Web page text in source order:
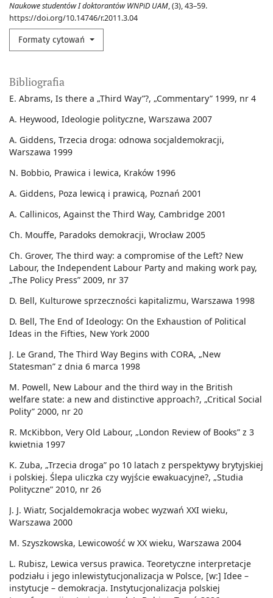
Naukowe studentów I doktorantów WNPiD UAM, (3), 43–59.
https://doi.org/10.14746/r.2011.3.04
Formaty cytowań
Bibliografia
E. Abrams, Is there a „Third Way”?, „Commentary” 1999, nr 4
A. Heywood, Ideologie polityczne, Warszawa 2007
A. Giddens, Trzecia droga: odnowa socjaldemokracji,
Warszawa 1999
N. Bobbio, Prawica i lewica, Kraków 1996
A. Giddens, Poza lewicą i prawicą, Poznań 2001
A. Callinicos, Against the Third Way, Cambridge 2001
Ch. Mouffe, Paradoks demokracji, Wrocław 2005
Ch. Grover, The third way: a compromise of the Left? New
Labour, the Independent Labour Party and making work pay,
„The Policy Press” 2009, nr 37
D. Bell, Kulturowe sprzeczności kapitalizmu, Warszawa 1998
D. Bell, The End of Ideology: On the Exhaustion of Political
Ideas in the Fifties, New York 2000
J. Le Grand, The Third Way Begins with CORA, „New
Statesman” z dnia 6 marca 1998
M. Powell, New Labour and the third way in the British
welfare state: a new and distinctive approach?, „Critical Social
Polity” 2000, nr 20
R. McKibbon, Very Old Labour, „London Review of Books” z 3
kwietnia 1997
K. Zuba, „Trzecia droga” po 10 latach z perspektywy brytyjskiej
i polskiej. Ślepa uliczka czy wyjście ewakuacyjne?, „Studia
Polityczne” 2010, nr 26
J. J. Wiatr, Socjaldemokracja wobec wyzwań XXI wieku,
Warszawa 2000
M. Szyszkowska, Lewicowość w XX wieku, Warszawa 2004
L. Rubisz, Lewica versus prawica. Teoretyczne interpretacje
podziału i jego inlewistytucjonalizacja w Polsce, [w:] Idee –
instytucje – demokracja. Instytucjonalizacja polskiej